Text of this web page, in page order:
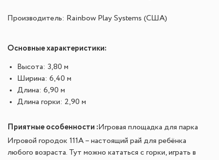
Производитель: Rainbow Play Systems (США)
Основные характеристики:
Высота: 3,80 м
Ширина: 6,40 м
Длина: 6,90 м
Длина горки: 2,90 м
Приятные особенности : Игровая площадка для парка
Игровой городок 111A – настоящий рай для ребёнка
любого возраста. Тут можно кататься с горки, играть в